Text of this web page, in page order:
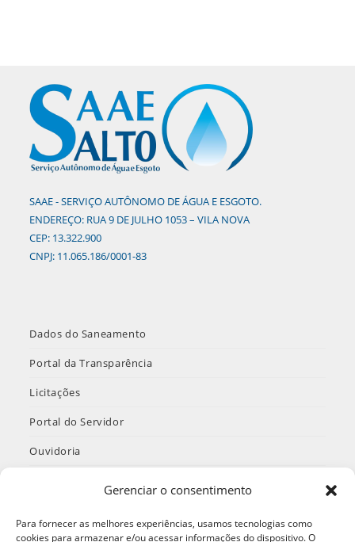
Gerenciar o consentimento
Para fornecer as melhores experiências, usamos tecnologias como
cookies para armazenar e/ou acessar informações do dispositivo. O
SAAE - SERVIÇO AUTÔNOMO DE ÁGUA E ESGOTO.
ENDEREÇO: RUA 9 DE JULHO 1053 – VILA NOVA
CEP: 13.322.900
CNPJ: 11.065.186/0001-83
Dados do Saneamento
Portal da Transparência
Licitações
Portal do Servidor
Ouvidoria